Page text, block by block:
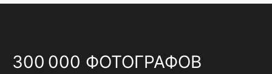
300 000 ФОТОГРАФОВ